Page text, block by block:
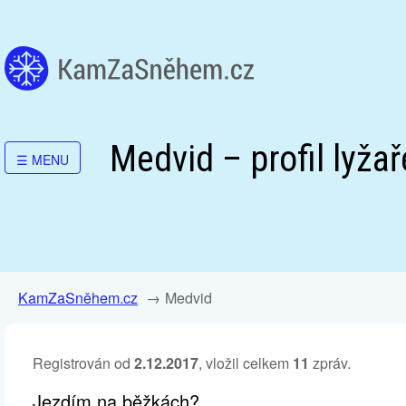
☰ MENU Medvid – profil
KamZaSněhem.cz Medvid
Registrován od 2.12.2017, vložil celkem 11 zpráv.